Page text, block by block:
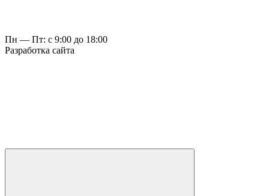
Пн — Пт: с 9:00 до 18:00
Разработка сайта